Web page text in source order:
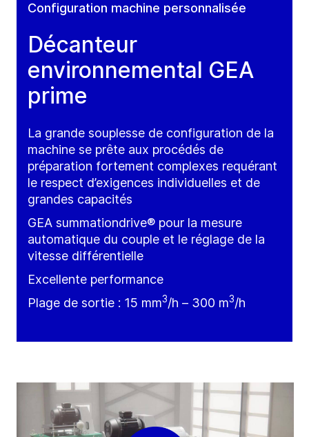
Configuration machine personnalisée
Décanteur
environnemental GEA
prime
La grande souplesse de configuration de la
machine se prête aux procédés de
préparation fortement complexes requérant
le respect d’exigences individuelles et de
grandes capacités
GEA summationdrive® pour la mesure
automatique du couple et le réglage de la
vitesse différentielle
Excellente performance
Plage de sortie : 15 mm3/h – 300 m3/h